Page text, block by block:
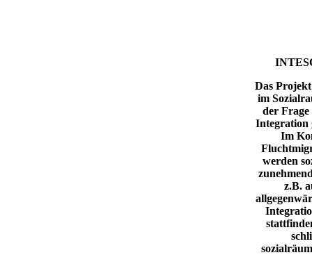
Das
im
der Frage
Integration
Im
werden
z.B.